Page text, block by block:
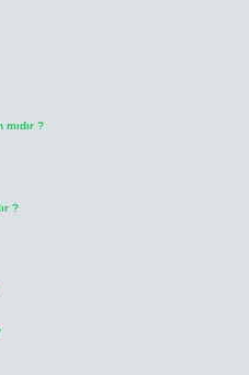
mıdır ?
?